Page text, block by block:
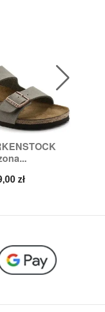
zł
podgląd
41